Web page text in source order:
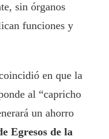
sin órganos
funciones y
en que la
al “capricho
un ahorro
Egresos de la